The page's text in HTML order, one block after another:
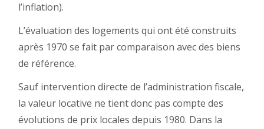
l’inflation).
L’évaluation des logements qui ont été construits
après 1970 se fait par comparaison avec des biens
de référence.
Sauf intervention directe de l’administration fiscale,
la valeur locative ne tient donc pas compte des
évolutions de prix locales depuis 1980. Dans la